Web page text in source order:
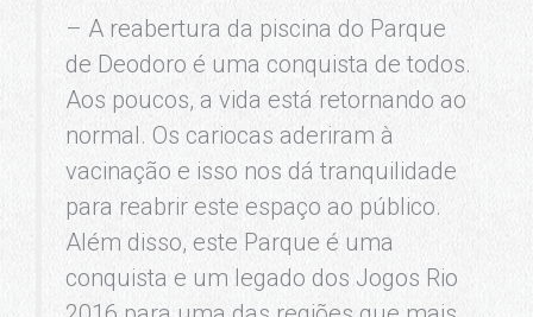
– A reabertura da piscina do Parque
de Deodoro é uma conquista de todos.
Aos poucos, a vida está retornando ao
normal. Os cariocas aderiram à
vacinação e isso nos dá tranquilidade
para reabrir este espaço ao público.
Além disso, este Parque é uma
conquista e um legado dos Jogos Rio